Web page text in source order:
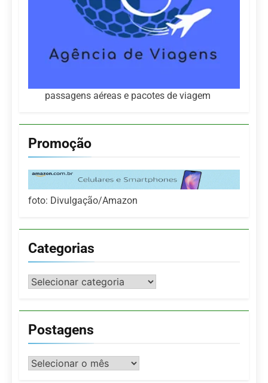
passagens aéreas e pacotes de viagem
Promoção
foto: Divulgação/Amazon
Categorias
Categorias
Postagens
Postagens